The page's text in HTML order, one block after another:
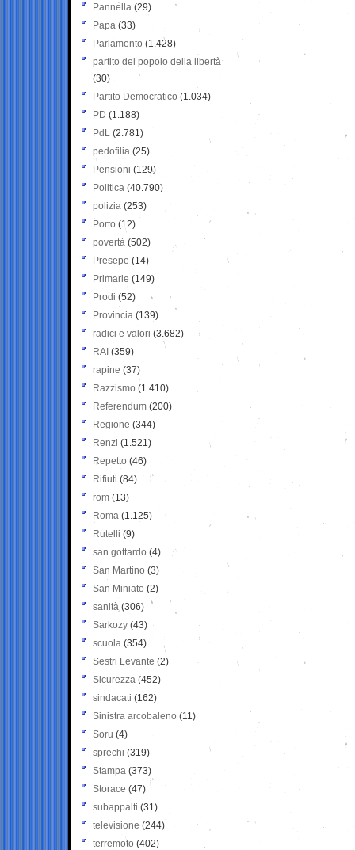
Pannella (29)
Papa (33)
Parlamento (1.428)
partito del popolo della libertà
(30)
Partito Democratico (1.034)
PD (1.188)
PdL (2.781)
pedofilia (25)
Pensioni (129)
Politica (40.790)
polizia (253)
Porto (12)
povertà (502)
Presepe (14)
Primarie (149)
Prodi (52)
Provincia (139)
radici e valori (3.682)
RAI (359)
rapine (37)
Razzismo (1.410)
Referendum (200)
Regione (344)
Renzi (1.521)
Repetto (46)
Rifiuti (84)
rom (13)
Roma (1.125)
Rutelli (9)
san gottardo (4)
San Martino (3)
San Miniato (2)
sanità (306)
Sarkozy (43)
scuola (354)
Sestri Levante (2)
Sicurezza (452)
sindacati (162)
Sinistra arcobaleno (11)
Soru (4)
sprechi (319)
Stampa (373)
Storace (47)
subappalti (31)
televisione(244)
terremoto (402)